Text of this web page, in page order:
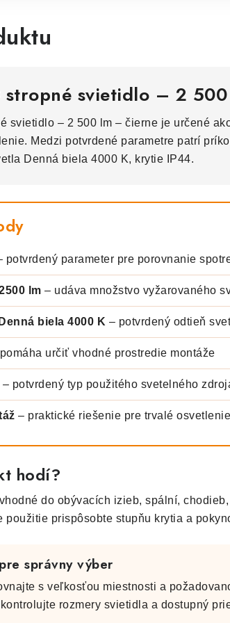
stropné svietidlo – 2
svietidlo – 2 500 lm – čierne je určené
Medzi potvrdené parametre patrí
Denná biela 4000 K, krytie IP44.
potvrdený parameter pre porovnanie
lm – udáva množstvo vyžarovaného
biela 4000 K – potvrdený odtieň
určiť vhodné prostredie montáže
– potvrdený typ použitého svetelného
– praktické riešenie pre trvalé
hodí?
do obývacích izieb, spální,
použitie prispôsobte stupňu krytia a
správny výber
s veľkosťou miestnosti a
rozmery svietidla a dostupný